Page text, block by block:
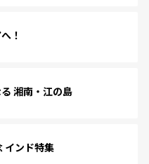
！
湘南・江の島
インド特集